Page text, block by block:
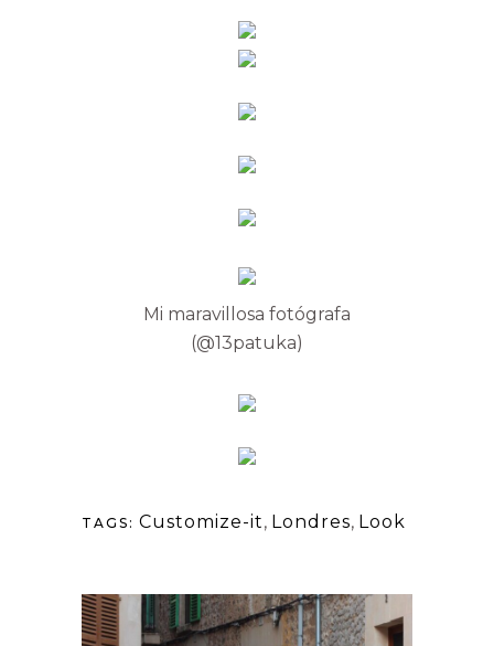
Mi maravillosa fotógrafa
(@13patuka)
TAGS: Customize-it, Londres, Look